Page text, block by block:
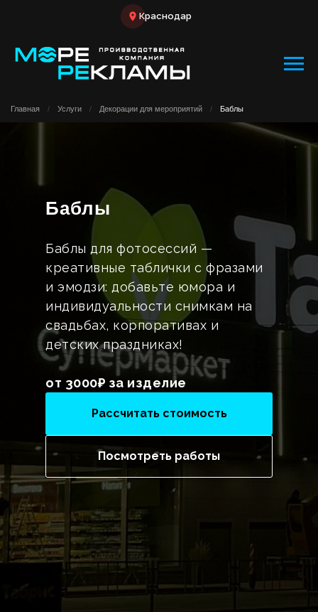
Краснодар
Главная / Услуги / Декорации для мероприятий / Баблы
Баблы
Баблы для фотосессий —
креативные таблички с фразами
и эмодзи: добавьте юмора и
индивидуальности снимкам на
свадьбах, корпоративах и
детских праздниках!
от 3000₽ за изделие
Рассчитать стоимость
Посмотреть работы